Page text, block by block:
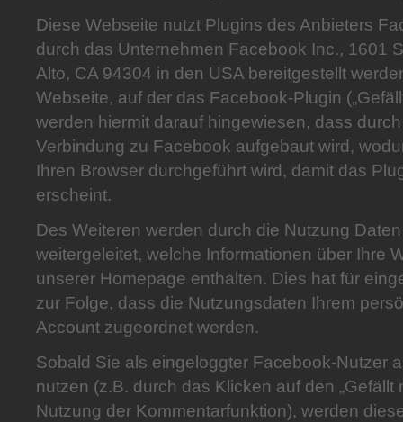
Diese Webseite nutzt Plugins des Anbieters
durch das Unternehmen Facebook Inc., 1601
Alto, CA 94304 in den USA bereitgestellt
Webseite, auf der das Facebook-Plugin
werden hiermit darauf hingewiesen, dass
Verbindung zu Facebook aufgebaut wird,
Ihren Browser durchgeführt wird, damit das
erscheint.
Des Weiteren werden durch die Nutzung
weitergeleitet, welche Informationen über Ihre
unserer Homepage enthalten. Dies hat für
zur Folge, dass die Nutzungsdaten Ihrem
Account zugeordnet werden.
Sobald Sie als eingeloggter Facebook-Nutzer
nutzen (z.B. durch das Klicken auf den „Gefällt
Nutzung der Kommentarfunktion), werden